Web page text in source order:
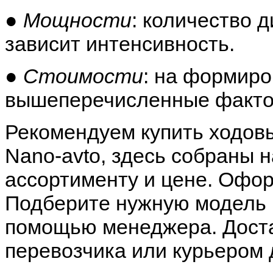
● Мощности: количество
зависит интенсивность.
● Стоимости: на
вышеперечисленные
Рекомендуем купить
Nano-avto, здесь собраны
ассортименту и цене.
Подберите нужную модель
помощью менеджера.
перевозчика или курьером